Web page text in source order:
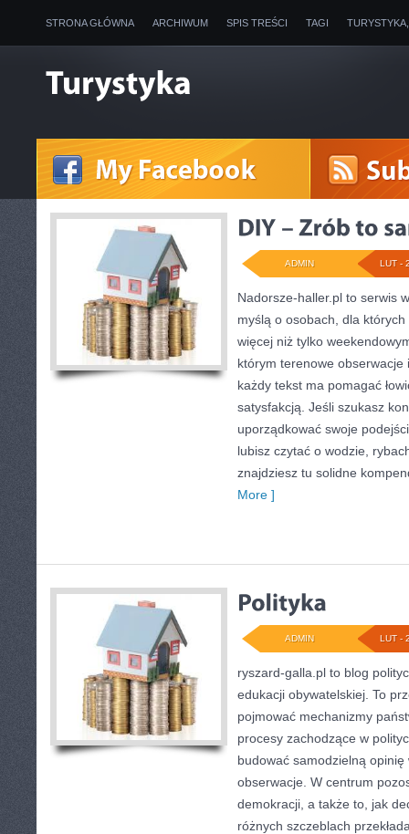
STRONA GŁÓWNA ARCHIWUM SPIS TREŚCI TAGI
LUT -
ADMIN
Nadorsze-haller.pl to serwis
myślą o osobach, dla
więcej niż tylko
którym terenowe
każdy tekst ma pomagać
satysfakcją. Jeśli szukasz
uporządkować swoje
lubisz czytać o wodzie,
znajdziesz tu solidne
More ]
LUT -
ADMIN
ryszard-galla.pl to blog
edukacji obywatelskiej. To
pojmować mechanizmy
procesy zachodzące w
budować samodzielną
obserwacje. W centrum
demokracji, a także to, jak
różnych szczeblach